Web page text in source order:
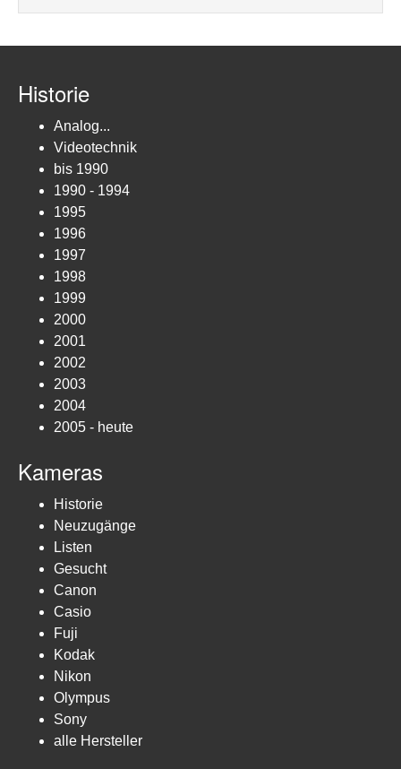
Historie
Analog...
Videotechnik
bis 1990
1990 - 1994
1995
1996
1997
1998
1999
2000
2001
2002
2003
2004
2005 - heute
Kameras
Historie
Neuzugänge
Listen
Gesucht
Canon
Casio
Fuji
Kodak
Nikon
Olympus
Sony
alle Hersteller